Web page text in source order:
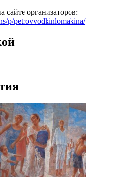
сайте организаторов:
p/petrovvodkinlomakina/